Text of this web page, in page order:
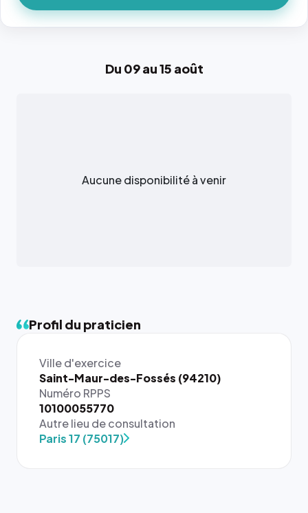
Du 09 au 15 août
Aucune disponibilité à venir
Profil du praticien
Ville d'exercice
Saint-Maur-des-Fossés (94210)
Numéro RPPS
10100055770
Autre lieu de consultation
Paris 17 (75017)
{# 40×40
: la taille
rendue par
`.profile-